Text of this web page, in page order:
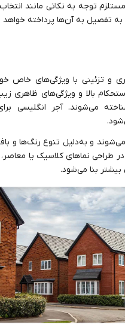
توجه به نکاتی مانند
به تفصیل به آن‌ها پرداخته
و تزئینی با ویژگی‌های خاص
بالا و ویژگی‌های ظاهری
می‌شوند. آجر انگلیسی
می‌شوند و به‌دلیل تنوع رنگ‌ها و
در طراحی نماهای کلاسیک یا
بنا می‌شود.